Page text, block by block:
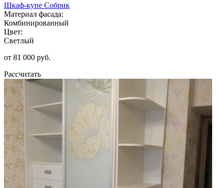
Шкаф-купе Собрик
Материал фасада:
Комбинированный
Цвет:
Светлый
от 81 000 руб.
Рассчитать